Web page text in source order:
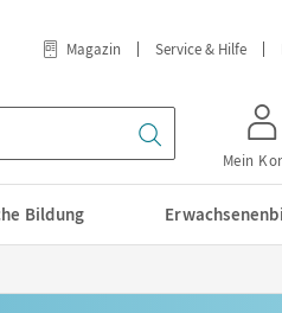
Magazin Service & Hilfe
Mein
Bildung